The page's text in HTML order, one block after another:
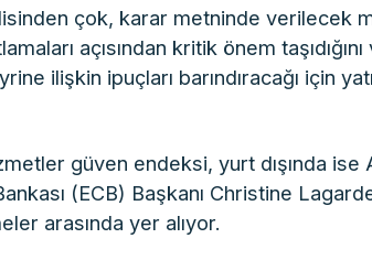
çok, karar metninde verilecek
açısından kritik önem
ilişkin ipuçları barındıracağı için
güven endeksi, yurt dışında
(ECB) Başkanı Christine
arasında yer alıyor.